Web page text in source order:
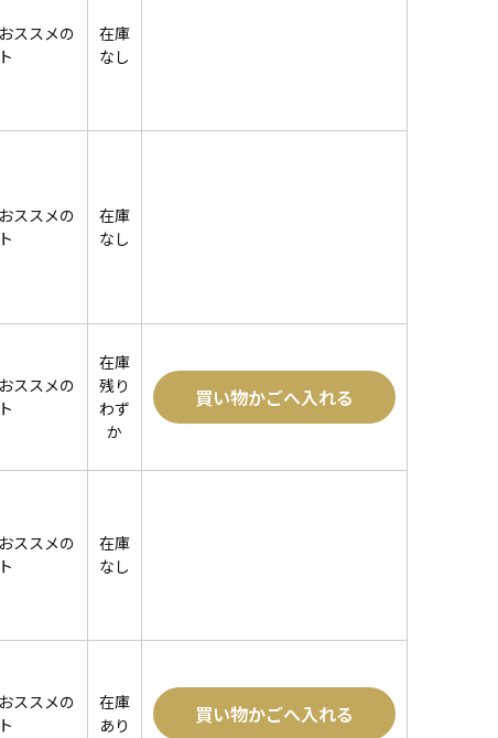
ススメの
在庫
なし
ススメの
在庫
なし
ススメの
在庫
残り
わず
か
買い物かごへ入れる
ススメの
在庫
なし
ススメの
在庫
あり
買い物かごへ入れる